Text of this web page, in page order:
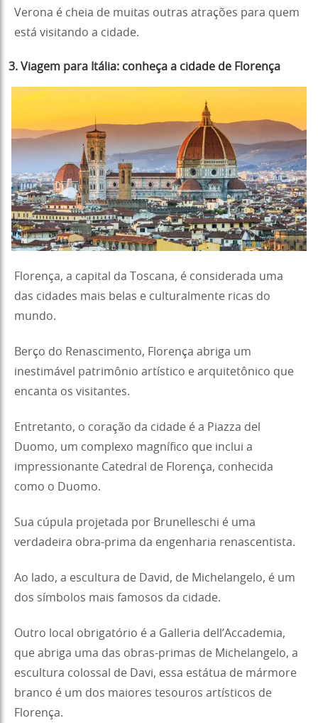
Verona é cheia de muitas outras atrações para quem
está visitando a cidade.
3. Viagem para Itália: conheça a cidade de Florença
Florença, a capital da Toscana, é considerada uma
das cidades mais belas e culturalmente ricas do
mundo.
Berço do Renascimento, Florença abriga um
inestimável patrimônio artístico e arquitetônico que
encanta os visitantes.
Entretanto, o coração da cidade é a Piazza del
Duomo, um complexo magnífico que inclui a
impressionante Catedral de Florença, conhecida
como o Duomo.
Sua cúpula projetada por Brunelleschi é uma
verdadeira obra-prima da engenharia renascentista.
Ao lado, a escultura de David, de Michelangelo, é um
dos símbolos mais famosos da cidade.
Outro local obrigatório é a Galleria dell’Accademia,
que abriga uma das obras-primas de Michelangelo, a
escultura colossal de Davi, essa estátua de mármore
branco é um dos maiores tesouros artísticos de
Florença.